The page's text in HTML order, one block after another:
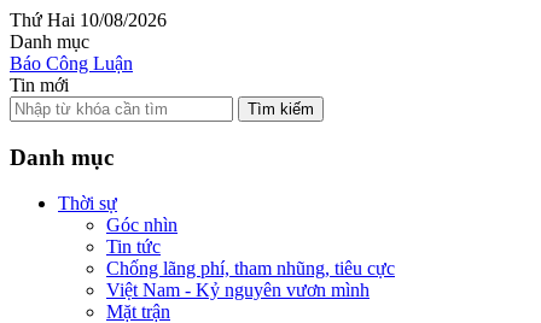
Thứ Hai 10/08/2026
Danh mục
Báo Công Luận
Tin mới
Tìm kiếm
Danh mục
Thời sự
Góc nhìn
Tin tức
Chống lãng phí, tham nhũng, tiêu cực
Việt Nam - Kỷ nguyên vươn mình
Mặt trận